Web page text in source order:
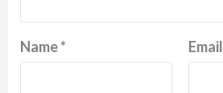
Name* Email